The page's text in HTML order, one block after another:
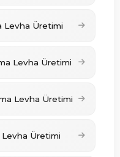
Levha Üretimi
Levha Üretimi
Levha Üretimi
Üretimi